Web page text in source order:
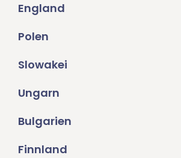
England
Polen
Slowakei
Ungarn
Bulgarien
Finnland